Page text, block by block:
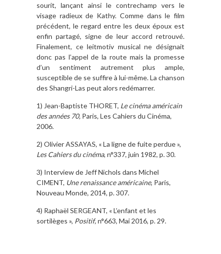
sourit, lançant ainsi le contrechamp vers le
visage radieux de Kathy. Comme dans le film
précédent, le regard entre les deux époux est
enfin partagé, signe de leur accord retrouvé.
Finalement, ce leitmotiv musical ne désignait
donc pas l’appel de la route mais la promesse
d’un sentiment autrement plus ample,
susceptible de se suffire à lui-même. La chanson
des Shangri-Las peut alors redémarrer.
1) Jean-Baptiste THORET, Le cinéma américain
des années 70, Paris, Les Cahiers du Cinéma,
2006.
2) Olivier ASSAYAS, « La ligne de fuite perdue »,
Les Cahiers du cinéma, n°337, juin 1982, p. 30.
3) Interview de Jeff Nichols dans Michel
CIMENT, Une renaissance américaine, Paris,
Nouveau Monde, 2014, p. 307.
4) Raphaël SERGEANT, « L’enfant et les
sortilèges », Positif, n°663, Mai 2016, p. 29.